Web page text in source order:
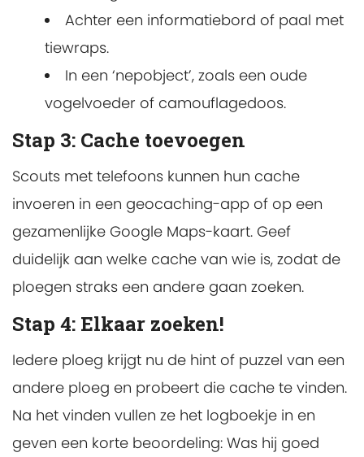
Achter een informatiebord of paal met
tiewraps.
In een ‘nepobject’, zoals een oude
vogelvoeder of camouflagedoos.
Stap 3: Cache toevoegen
Scouts met telefoons kunnen hun cache
invoeren in een geocaching-app of op een
gezamenlijke Google Maps-kaart. Geef
duidelijk aan welke cache van wie is, zodat de
ploegen straks een andere gaan zoeken.
Stap 4: Elkaar zoeken!
Iedere ploeg krijgt nu de hint of puzzel van een
andere ploeg en probeert die cache te vinden.
Na het vinden vullen ze het logboekje in en
geven een korte beoordeling: Was hij goed